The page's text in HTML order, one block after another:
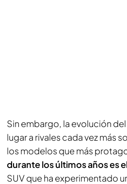
Sin embargo, la evolución
lugar a rivales cada vez más
los modelos que más
durante los últimos años es
SUV que ha experimentado